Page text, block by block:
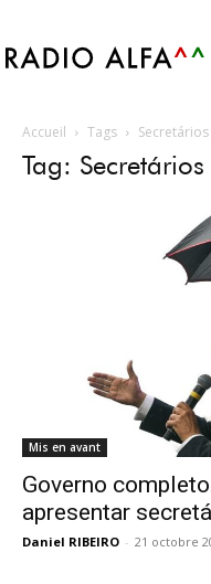
Accueil Tags
Tag:
Mis en avant
Governo
apresentar
Daniel RIBEIRO - 21 octobre